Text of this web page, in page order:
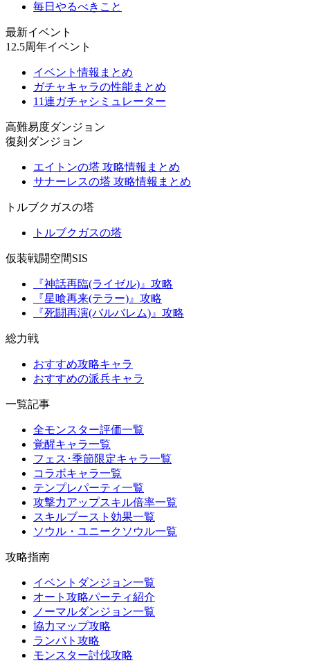
毎日やるべきこと
最新イベント
12.5周年イベント
イベント情報まとめ
ガチャキャラの性能まとめ
11連ガチャシミュレーター
高難易度ダンジョン
復刻ダンジョン
エイトンの塔 攻略情報まとめ
サナーレスの塔 攻略情報まとめ
トルブクガスの塔
トルブクガスの塔
仮装戦闘空間SIS
『神話再臨(ライゼル)』攻略
『星喰再来(テラー)』攻略
『死闘再演(バルバレム)』攻略
総力戦
おすすめ攻略キャラ
おすすめの派兵キャラ
一覧記事
全モンスター評価一覧
覚醒キャラ一覧
フェス･季節限定キャラ一覧
コラボキャラ一覧
テンプレパーティ一覧
攻撃力アップスキル倍率一覧
スキルブースト効果一覧
ソウル・ユニークソウル一覧
攻略指南
イベントダンジョン一覧
オート攻略パーティ紹介
ノーマルダンジョン一覧
協力マップ攻略
ランバト攻略
モンスター討伐攻略